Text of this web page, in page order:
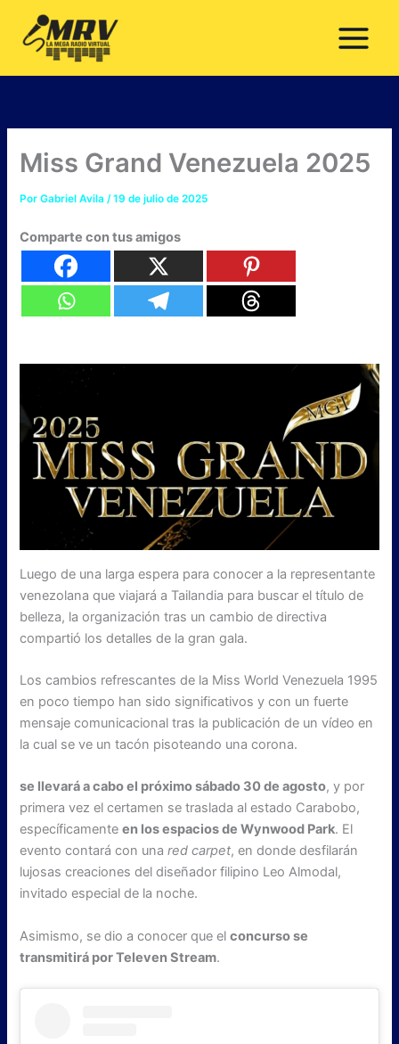
contenido
Miss Grand Venezuela 2025
PorGabriel Avila/19 de julio de 2025
Comparte con tus amigos
Luego de una larga espera para conocer a la representante
venezolana que viajará a Tailandia para buscar el título de
belleza, la organización tras un cambio de directiva
compartió los detalles de la gran gala.
Los cambios refrescantes de la Miss World Venezuela 1995
en poco tiempo han sido significativos y con un fuerte
mensaje comunicacional tras la publicación de un vídeo en
la cual se ve un tacón pisoteando una corona.
se llevará a cabo el próximo sábado 30 de agosto, y por
primera vez el certamen se traslada al estado Carabobo,
específicamenteen los espacios de Wynwood Park. El
evento contará con unared carpet, en donde desfilarán
lujosas creaciones del diseñador filipino Leo Almodal,
invitado especial de la noche.
Asimismo, se dio a conocer que elconcurso se
transmitirá por Televen Stream.